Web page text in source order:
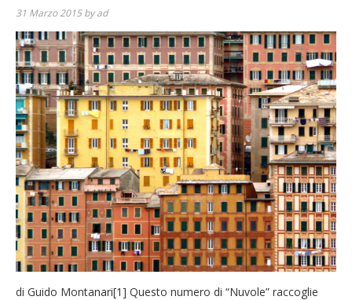
31 Marzo 2015 byad
di Guido Montanari[1] Questo numero di “Nuvole” raccoglie